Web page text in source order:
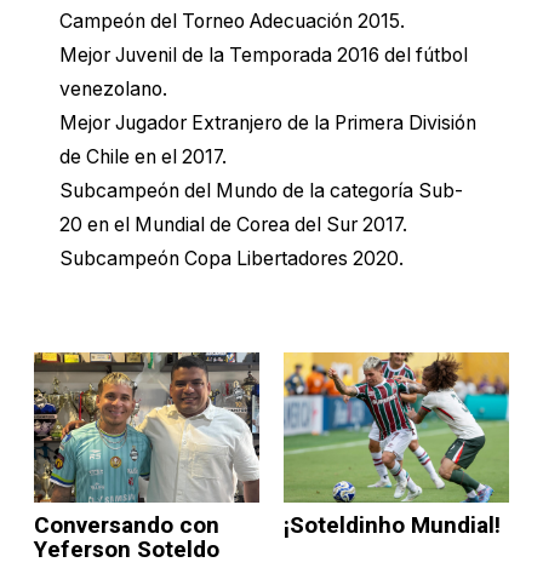
Campeón del Torneo Adecuación 2015.
Mejor Juvenil de la Temporada 2016 del fútbol
venezolano.
Mejor Jugador Extranjero de la Primera División
de Chile en el 2017.
Subcampeón del Mundo de la categoría Sub-
20 en el Mundial de Corea del Sur 2017.
Subcampeón Copa Libertadores 2020.
Conversando con
Yeferson Soteldo
¡Soteldinho Mundial!